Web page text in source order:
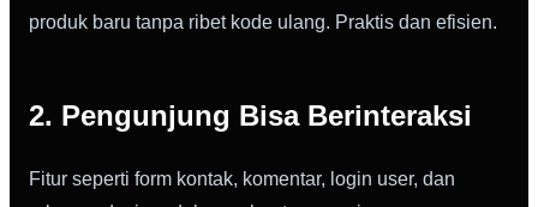
produk baru tanpa ribet kode ulang. Praktis dan efisien.
2. Pengunjung Bisa Berinteraksi
Fitur seperti form kontak, komentar, login user, dan